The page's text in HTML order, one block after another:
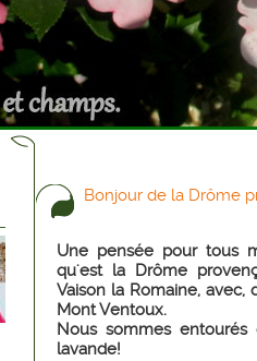
Bonjour de la Drôme
Une pensée pour tous
qu'est la Drôme
Vaison la Romaine,
Mont Ventoux.
Nous sommes entourés
lavande!